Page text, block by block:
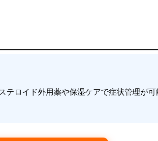
テロイド外用薬や保湿ケアで症状管理が可